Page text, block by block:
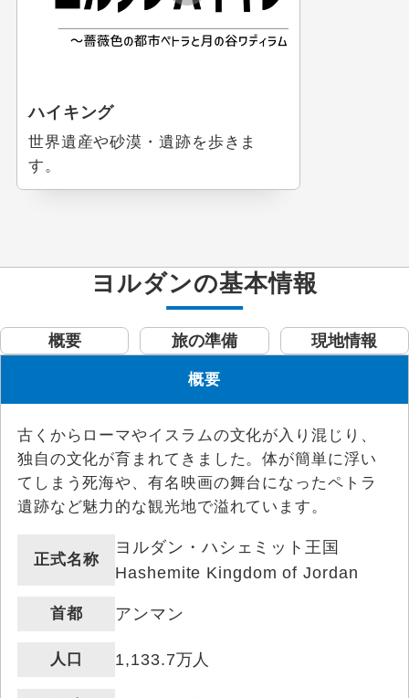
ハイキング
世界遺産や砂漠・遺跡を歩きま
す。
ヨルダンの基本情報
概要 旅の準備 現地情報
概要
古くからローマやイスラムの文化が入り混じり、
独自の文化が育まれてきました。体が簡単に浮い
てしまう死海や、有名映画の舞台になったペトラ
遺跡など魅力的な観光地で溢れています。
正式名称
ヨルダン・ハシェミット王国
Hashemite Kingdom of Jordan
首都 アンマン
人口 1,133.7万人